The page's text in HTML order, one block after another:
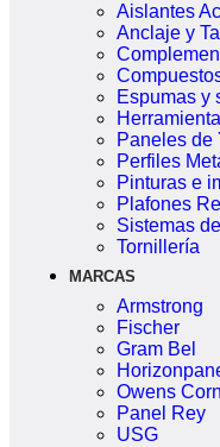
Aislantes
Anclaje y
Espumas y
Paneles de
Perfiles
Pinturas e
Plafones
Sistemas
Tornillería
MARCAS
Armstrong
Fischer
Gram Bel
Owens
Panel Rey
USG